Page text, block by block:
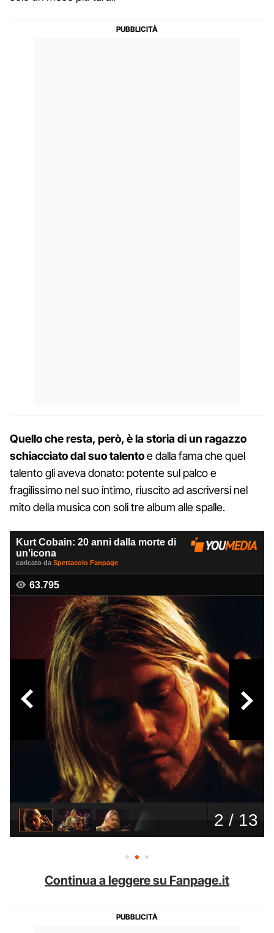
Quello che resta, però, è la storia di un ragazzo
schiacciato dal suo talentoe dalla fama che quel
talento gli aveva donato: potente sul palco e
fragilissimo nel suo intimo, riuscito ad ascriversi nel
mito della musica con soli tre album alle spalle.
Continua a leggere su Fanpage.it